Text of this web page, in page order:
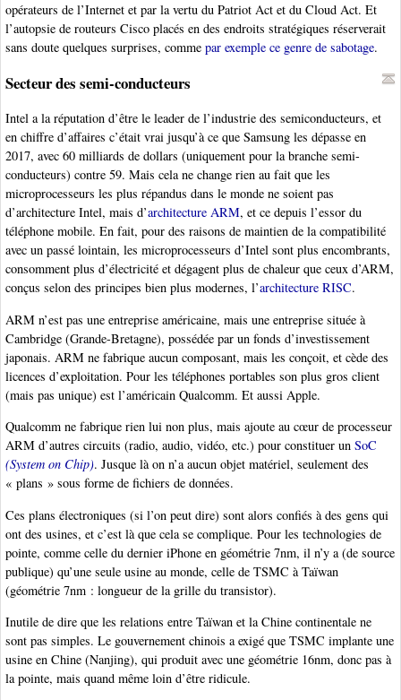
opérateurs de l’Internet et par la vertu du Patriot Act et du Cloud Act. Et
l’autopsie de routeurs Cisco placés en des endroits stratégiques réserverait
sans doute quelques surprises, comme par exemple ce genre de sabotage.
Secteur des semi-conducteurs
Intel a la réputation d’être le leader de l’industrie des semiconducteurs, et
en chiffre d’affaires c’était vrai jusqu’à ce que Samsung les dépasse en
2017, avec 60 milliards de dollars (uniquement pour la branche semi-
conducteurs) contre 59. Mais cela ne change rien au fait que les
microprocesseurs les plus répandus dans le monde ne soient pas
d’architecture Intel, mais d’architecture ARM, et ce depuis l’essor du
téléphone mobile. En fait, pour des raisons de maintien de la compatibilité
avec un passé lointain, les microprocesseurs d’Intel sont plus encombrants,
consomment plus d’électricité et dégagent plus de chaleur que ceux d’ARM,
conçus selon des principes bien plus modernes, l’architecture RISC.
ARM n’est pas une entreprise américaine, mais une entreprise située à
Cambridge (Grande-Bretagne), possédée par un fonds d’investissement
japonais. ARM ne fabrique aucun composant, mais les conçoit, et cède des
licences d’exploitation. Pour les téléphones portables son plus gros client
(mais pas unique) est l’américain Qualcomm. Et aussi Apple.
Qualcomm ne fabrique rien lui non plus, mais ajoute au cœur de processeur
ARM d’autres circuits (radio, audio, vidéo, etc.) pour constituer un SoC
(System on Chip). Jusque là on n’a aucun objet matériel, seulement des
« plans » sous forme de fichiers de données.
Ces plans électroniques (si l’on peut dire) sont alors confiés à des gens qui
ont des usines, et c’est là que cela se complique. Pour les technologies de
pointe, comme celle du dernier iPhone en géométrie 7nm, il n’y a (de source
publique) qu’une seule usine au monde, celle de TSMC à Taïwan
(géométrie 7nm : longueur de la grille du transistor).
Inutile de dire que les relations entre Taïwan et la Chine continentale ne
sont pas simples. Le gouvernement chinois a exigé que TSMC implante une
usine en Chine (Nanjing), qui produit avec une géométrie 16nm, donc pas à
la pointe, mais quand même loin d’être ridicule.